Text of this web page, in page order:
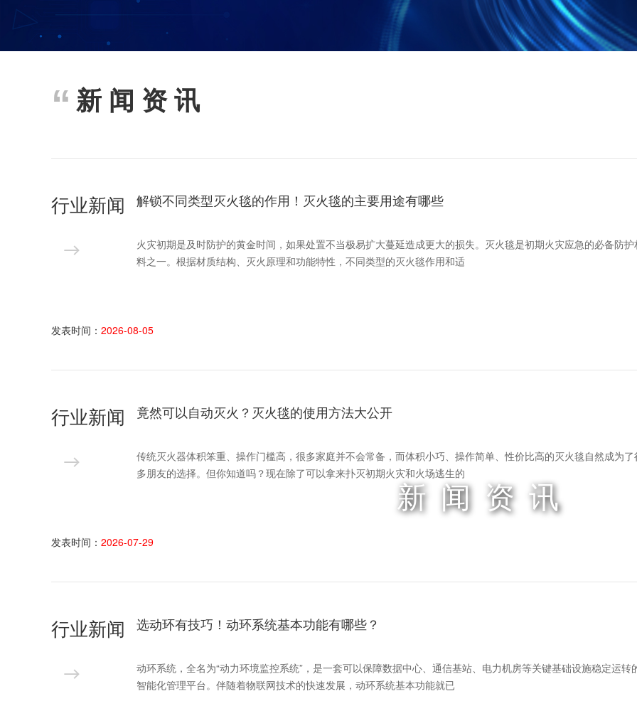
新闻资讯
新闻资讯
行业新闻 解锁不同类型灭火毯的作用！灭火毯的主要用途有哪些
火灾初期是及时防护的黄金时间，如果处置不当极易扩大蔓延造成更大的损失。灭火毯是初期火灾应急的必备防护
料之一。根据材质结构、灭火原理和功能特性，不同类型的灭火毯作用和适
发表时间： 2026-08-05
行业新闻 竟然可以自动灭火？灭火毯的使用方法大公开
传统灭火器体积笨重、操作门槛高，很多家庭并不会常备，而体积小巧、操作简单、性价比高的灭火毯自然成为了
多朋友的选择。但你知道吗？现在除了可以拿来扑灭初期火灾和火场逃生的
发表时间： 2026-07-29
行业新闻 选动环有技巧！动环系统基本功能有哪些？
动环系统，全名为“动力环境监控系统”，是一套可以保障数据中心、通信基站、电力机房等关键基础设施稳定运转
智能化管理平台。伴随着物联网技术的快速发展，动环系统基本功能就已